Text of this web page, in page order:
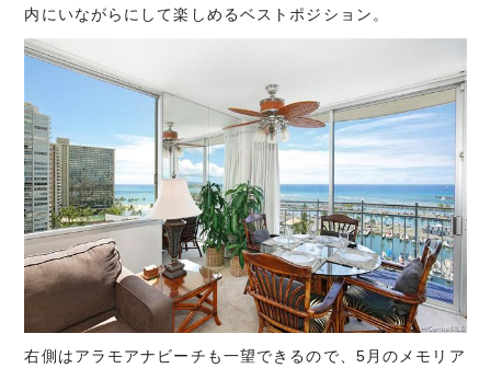
内にいながらにして楽しめるベストポジション。
右側はアラモアナビーチも一望できるので、5月のメモリア